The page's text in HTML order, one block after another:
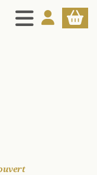
MENU
MON PANIER